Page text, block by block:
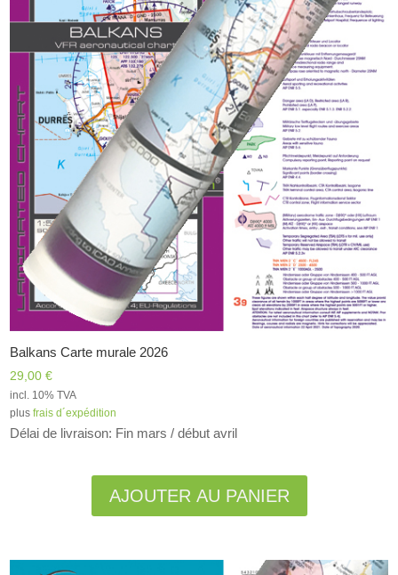
Balkans Carte murale 2026
29,00€
incl. 10% TVA
plusfrais d´expédition
Délai de livraison: Fin mars / début avril
AJOUTER AU PANIER